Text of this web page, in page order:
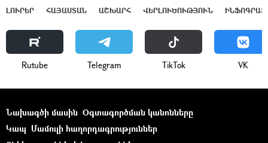
ԼՈՒՐԵՐ ՀԱՅԱՍՏԱՆ ԱՇԽԱՐՀ ՎԵՐԼՈՒԾՈՒԹՅՈՒՆ
Rutube Telegram ТikТоk VK
Նախագծի մասին Օգտագործման կանոնները
Կապ Մամուլի հաղորդագրություններ